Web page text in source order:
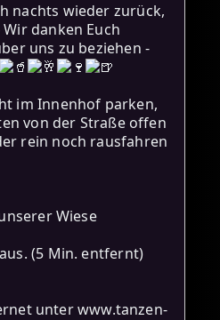
nachts wieder zurück,
danken Euch
uns zu beziehen -
im Innenhof parken,
von der Straße offen
rein noch rausfahren
Wiese
(5 Min. entfernt)
unter www.tanzen-